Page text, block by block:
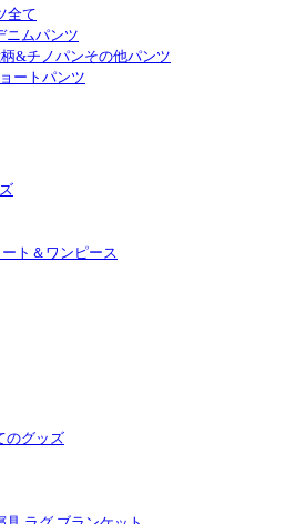
全て
ニムパンツ
&チノパンその他パンツ
ートパンツ
ト＆ワンピース
のグッズ